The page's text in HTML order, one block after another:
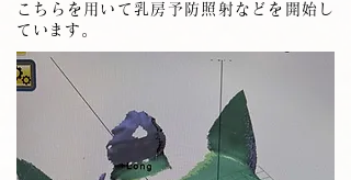
こちらを用いて乳房予防照射などを開始し
ています。